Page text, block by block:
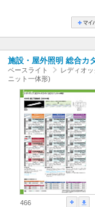
施設・屋外照明 総合カ
ベースライト
レディオ
ニット一体形)
466